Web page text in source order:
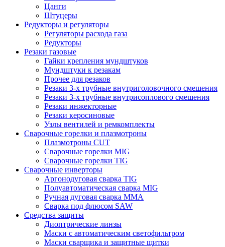
Цанги
Штуцеры
Редукторы и регуляторы
Регуляторы расхода газа
Редукторы
Резаки газовые
Гайки крепления мундштуков
Мундштуки к резакам
Прочее для резаков
Резаки 3-х трубные внутриголовочного смешения
Резаки 3-х трубные внутрисоплового смешения
Резаки инжекторные
Резаки керосиновые
Узлы вентилей и ремкомплекты
Сварочные горелки и плазмотроны
Плазмотроны CUT
Сварочные горелки MIG
Сварочные горелки TIG
Сварочные инверторы
Аргонодуговая сварка TIG
Полуавтоматическая сварка MIG
Ручная дуговая сварка MMA
Сварка под флюсом SAW
Средства защиты
Диоптрические линзы
Маски с автоматическим светофильтром
Маски сварщика и защитные щитки